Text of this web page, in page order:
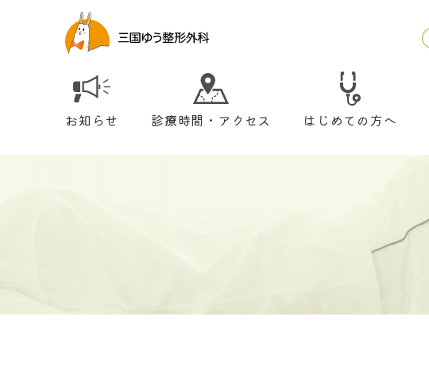
お知らせ 診療時間・アクセス はじめての方へ